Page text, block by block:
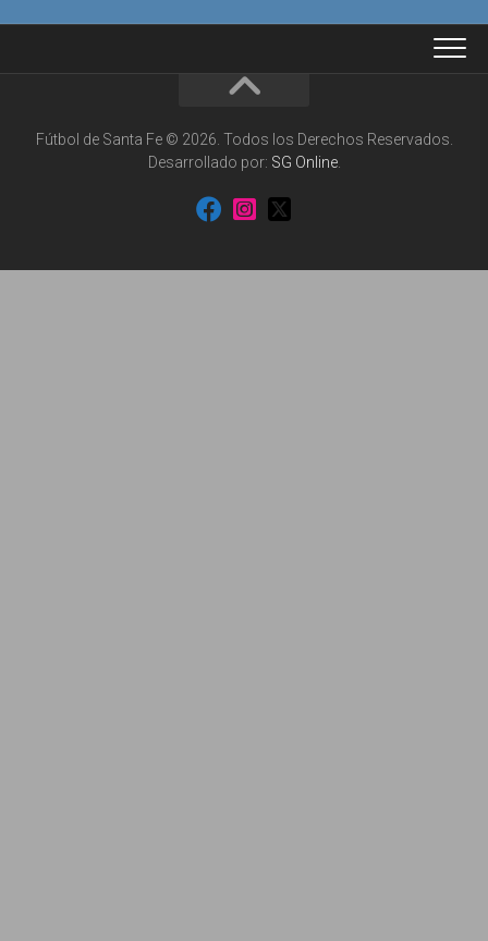
Fútbol de Santa Fe © 2026. Todos los Derechos Reservados.
Desarrollado por: SG Online.